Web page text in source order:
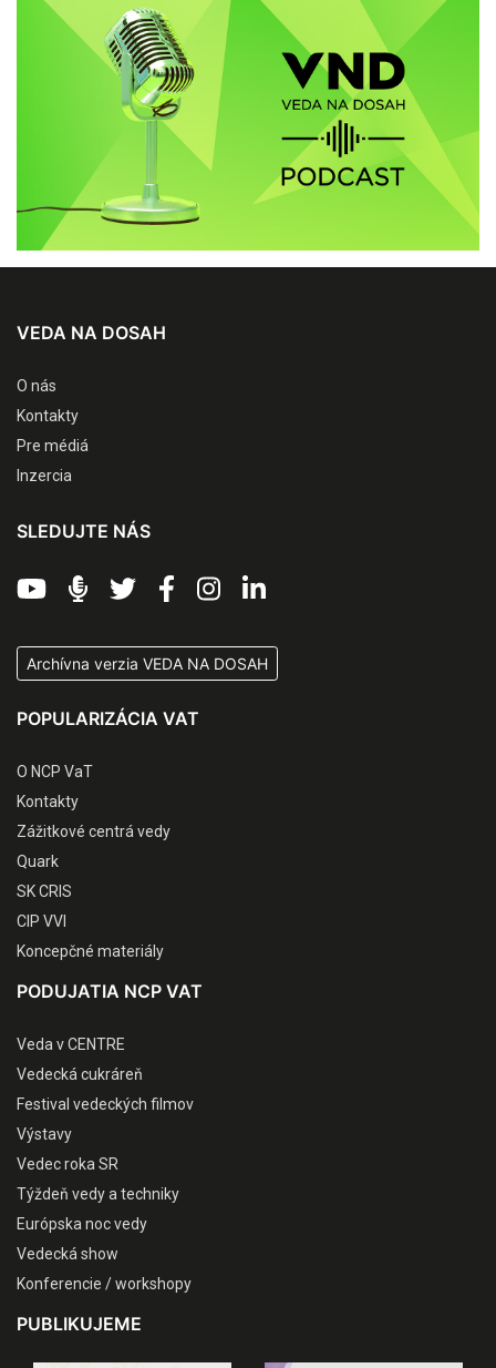
VEDA NA DOSAH
O nás
Kontakty
Pre médiá
Inzercia
SLEDUJTE NÁS
Archívna verzia VEDA NA DOSAH
POPULARIZÁCIA VAT
O NCP VaT
Kontakty
Zážitkové centrá vedy
Quark
SK CRIS
CIP VVI
Koncepčné materiály
PODUJATIA NCP VAT
Veda v CENTRE
Vedecká cukráreň
Festival vedeckých filmov
Výstavy
Vedec roka SR
Týždeň vedy a techniky
Európska noc vedy
Vedecká show
Konferencie / workshopy
PUBLIKUJEME